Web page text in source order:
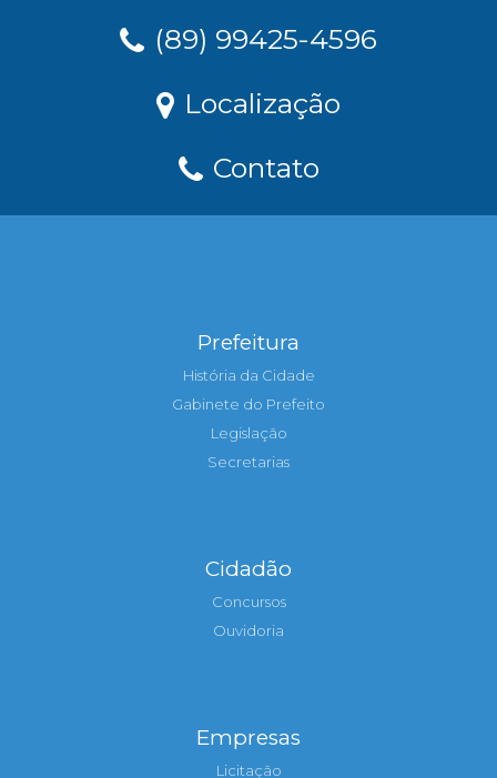
(89) 99425-4596
Localização
Contato
Prefeitura
História da Cidade
Gabinete do Prefeito
Legislação
Secretarias
Cidadão
Concursos
Ouvidoria
Empresas
Licitação